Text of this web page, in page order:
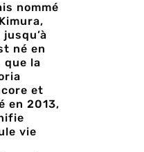
nommé
né en
que la
et
en 2013,
vie